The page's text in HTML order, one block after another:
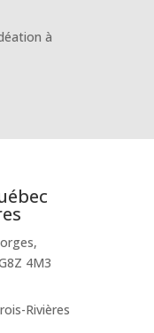
à
4M3
Rivières